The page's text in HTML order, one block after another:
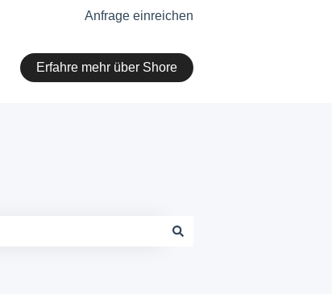
Anfrage einreichen
Erfahre mehr über Shore